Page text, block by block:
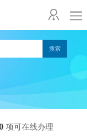
项可在线办理